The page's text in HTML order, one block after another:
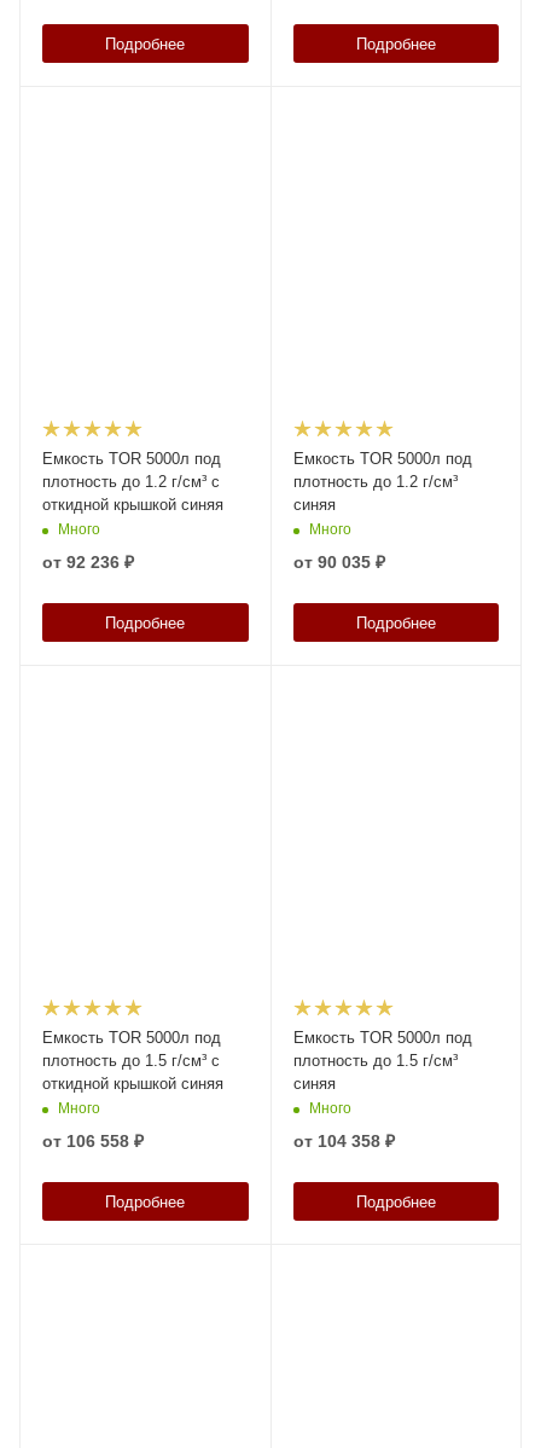
Подробнее Подробнее
Емкость TOR 5000л под
плотность до 1.2 г/см³ с
откидной крышкой синяя
Много
от 92 236 ₽
Подробнее
Емкость TOR 5000л под
плотность до 1.2 г/см³
синяя
Много
от 90 035 ₽
Подробнее
Емкость TOR 5000л под
плотность до 1.5 г/см³ с
откидной крышкой синяя
Много
от 106 558 ₽
Подробнее
Емкость TOR 5000л под
плотность до 1.5 г/см³
синяя
Много
от 104 358 ₽
Подробнее